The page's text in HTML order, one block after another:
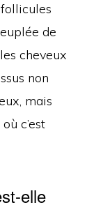
de
cheveux
non
mais
c’est
elle